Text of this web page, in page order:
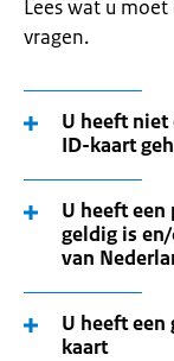
Lees wat u
vragen.
U heeft niet
ID-kaart
U heeft
geldig is
van
U heeft
kaart